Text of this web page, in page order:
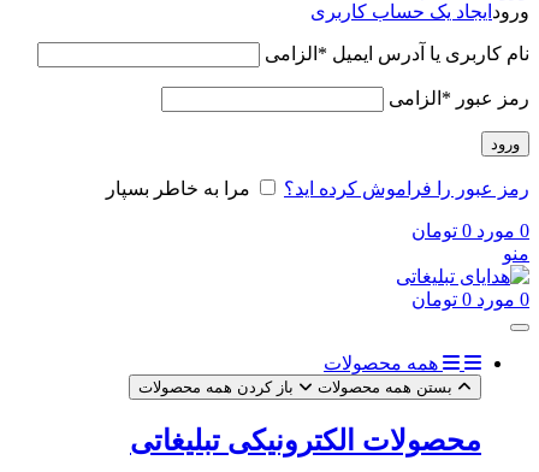
ورود ایجاد یک حساب کاربری
نام کاربری یا آدرس ایمیل * الزامی
رمز عبور * الزامی
ورود
رمز عبور را فراموش کرده اید؟ مرا به خاطر بسپار
0 مورد 0 تومان
منو
0 مورد 0 تومان
همه محصولات
بستن همه محصولات باز کردن همه محصولات
محصولات الکترونیکی تبلیغاتی